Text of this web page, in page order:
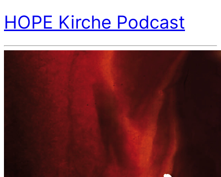
HOPE Kirche Podcast